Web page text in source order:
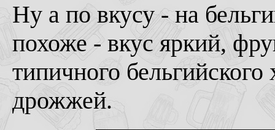
Ну а по вкусу - на
похоже - вкус яркий,
типичного бельгийского
дрожжей.